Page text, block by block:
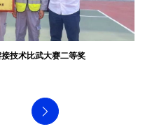
技术比武大赛二等奖